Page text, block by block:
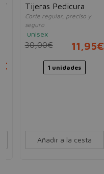
Tijeras Pedicura
Corte regular, preciso y
seguro
unisex
30,00€ 11,95€
1 unidades
Añadir a la cesta